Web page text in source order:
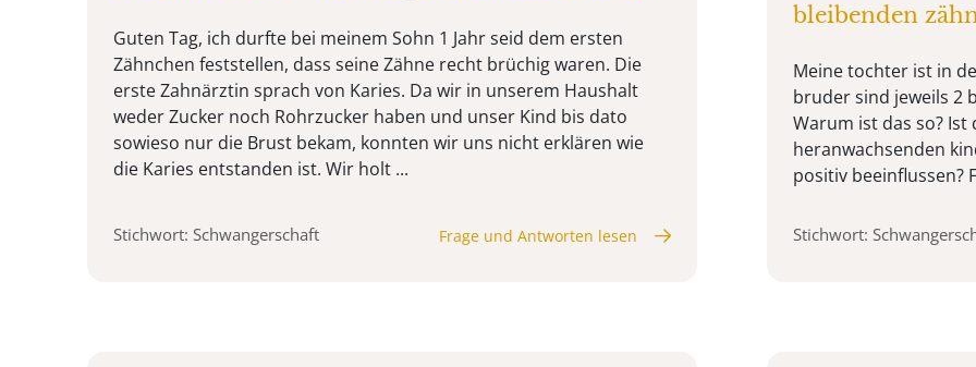
Guten Tag, ich durfte bei meinem Sohn 1 Jahr seid dem ersten
Zähnchen feststellen, dass seine Zähne recht brüchig waren. Die
erste Zahnärztin sprach von Karies. Da wir in unserem Haushalt
weder Zucker noch Rohrzucker haben und unser Kind bis dato
sowieso nur die Brust bekam, konnten wir uns nicht erklären wie
die Karies entstanden ist. Wir holt ...
Stichwort: Schwangerschaft Frage und Antworten lesen
bleibenden
Meine tochter ist in
bruder sind jeweils 2
Warum ist das so?
heranwachsenden
positiv beeinflussen?
Stichwort: